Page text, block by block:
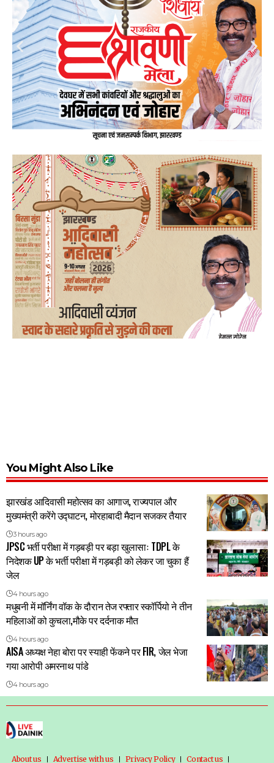
You Might Also Like
झारखंड आदिवासी महोत्सव का आगाज, राज्यपाल और
मुख्यमंत्री करेंगे उद्घाटन, मोरहाबादी मैदान सजकर तैयार
3 hours ago
JPSC भर्ती परीक्षा में गड़बड़ी पर बड़ा खुलासाः TDPL के
निदेशक UP के भर्ती परीक्षा में गड़बड़ी को लेकर जा चुका हैं
जेल
4 hours ago
मधुबनी में मॉर्निंग वॉक के दौरान तेज रफ्तार स्कॉर्पियो ने तीन
महिलाओं को कुचला,मौके पर दर्दनाक मौत
4 hours ago
AISA अध्यक्ष नेहा बोरा पर स्याही फेंकने पर FIR, जेल भेजा
गया आरोपी अमरनाथ पांडे
4 hours ago
About us Advertise with us Privacy Policy Contact us